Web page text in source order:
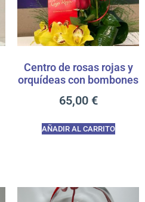
Centro de rosas rojas y
orquídeas con bombones
65,00 €
AÑADIR AL CARRITO